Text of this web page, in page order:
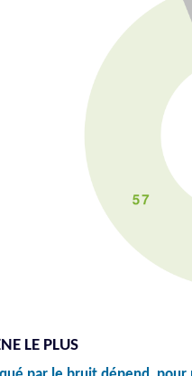
LE PLUS